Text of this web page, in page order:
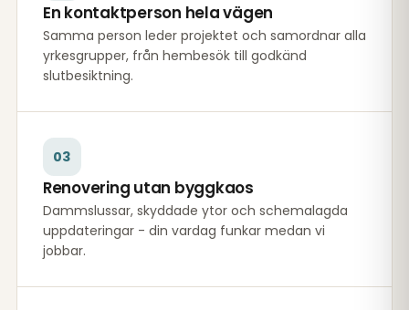
En kontaktperson hela vägen
Samma person leder projektet och samordnar alla
yrkesgrupper, från hembesök till godkänd
slutbesiktning.
03
Renovering utan byggkaos
Dammslussar, skyddade ytor och schemalagda
uppdateringar - din vardag funkar medan vi
jobbar.